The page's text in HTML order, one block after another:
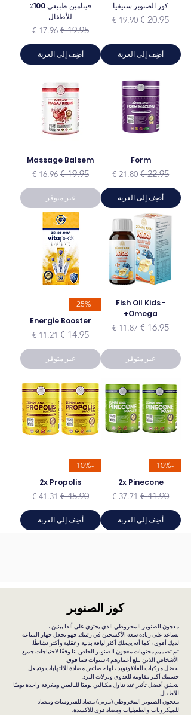
كوز الصنوبر ستيفيا
سعر عادي‏20.95 € سعر البيع
أضِف إلى العربة
فيتامين طبيعي 100٪
للأطفال
سعر عادي‏19.95 € سعر البيع‏17.96 €
أضِف إلى العربة
Form
سعر عادي‏22.95 € سعر البيع
أضِف إلى العربة
Massage Balsem
سعر عادي‏19.95 € سعر البيع‏16.96 €
غير متوفر
Fish Oil Kids -
Omega+
سعر عادي‏16.95 € سعر البيع
غير متوفر
-25%
Energie Booster
سعر عادي‏14.95 € سعر البيع
غير متوفر
-10%
2x Pinecone
سعر عادي‏41.90 € سعر البيع
أضِف إلى العربة
-10%
2x Propolis
سعر عادي‏45.90 € سعر البيع
أضِف إلى العربة
كوز الصنوبر
معجون الصنوبر المخروطي الذي يحتوي على ألفا بينين ،
يساعد على زيادة سعة الأكسجين في رئتيك. فهو يجعل جهاز المناعة
لديك أقوى ، كما أنه يجعلك أكثر لياقة بدنية وعقلية وأكثر نشاطًا.
تم تصميم محتويات معجون الصنوبر الخاص بنا وفقًا لاحتياجات جميع
الأشخاص الذين تبلغ أعمارهم 4 سنوات فما فوق.
بفضل مركبات الفلافونويد ، لها خصائص مضادة للالتهابات وتجعل
جسمك أكثر مقاومة للعدوى ونزلات البرد.
يتحقق أفضل تأثير عند تناول مكيالين يوميًا للبالغين ومغرفة واحدة يوميًا
للأطفال.
معجون الصنوبر المخروطي (مربى) مضاد للفيروسات ومضاد
للميكروبات والطفيليات ومضاد قوي للأكسدة.